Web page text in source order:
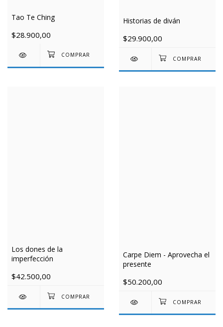
Tao Te Ching
$28.900,00
Historias de diván
$29.900,00
Los dones de la
imperfección
$42.500,00
Carpe Diem - Aprovecha el
presente
$50.200,00